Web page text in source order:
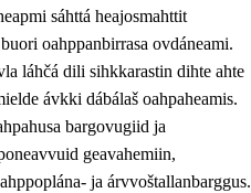
sáhttá heajosmahttit
oahppanbirrasa ovdáneami.
láhčá dili sihkkarastin dihte ahte
ávkki dábálaš oahpaheamis.
bargovugiid ja
geavahemiin,
ja árvvoštallanbarggus.